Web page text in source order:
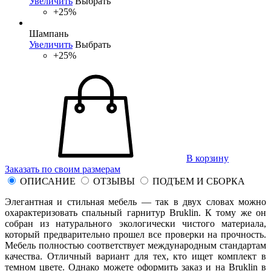
+25%
Шампань
Увеличить Выбрать
+25%
В корзину
Заказать по своим размерам
ОПИСАНИЕ
ОТЗЫВЫ
ПОДЪЕМ И СБОРКА
Элегантная и стильная мебель — так в двух словах можно
охарактеризовать спальный гарнитур Bruklin. К тому же он
собран из натурального экологически чистого материала,
который предварительно прошел все проверки на прочность.
Мебель полностью соответствует международным стандартам
качества. Отличный вариант для тех, кто ищет комплект в
темном цвете. Однако можете оформить заказ и на Bruklin в